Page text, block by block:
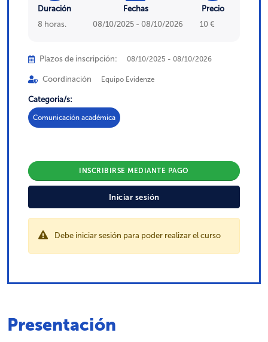
Duración
8 horas.
Fechas
08/10/2025 - 08/10/2026
Precio
10 €
Plazos de inscripción: 08/10/2025 - 08/10/2026
Coordinación Equipo Evidenze
Categoria/s:
Comunicación académica
INSCRIBIRSE MEDIANTE PAGO
Iniciar sesión
Debe iniciar sesión para poder realizar el curso
Presentación